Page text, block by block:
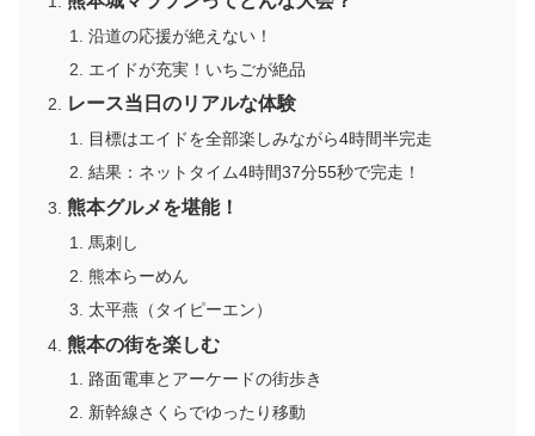
沿道の応援が絶えない！
エイドが充実！いちごが絶品
レース当日のリアルな体験
目標はエイドを全部楽しみながら4時間半完走
結果：ネットタイム4時間37分55秒で完走！
熊本グルメを堪能！
馬刺し
熊本らーめん
太平燕（タイピーエン）
熊本の街を楽しむ
路面電車とアーケードの街歩き
新幹線さくらでゆったり移動